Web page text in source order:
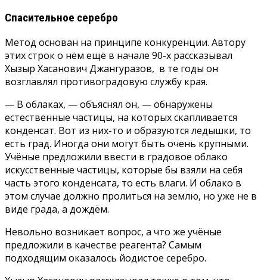
Спасительное серебро
Метод основан на принципе конкуренции. Автору
этих строк о нём ещё в начале 90-х рассказывал
Хызыр Хасанович Джангуразов, в те годы он
возглавлял противоградовую службу края.
— В облаках, — объяснял он, — обнаружены
естественные частицы, на которых скапливается
конденсат. Вот из них-то и образуются ледышки, то
есть град. Иногда они могут быть очень крупными.
Учёные предложили ввести в градовое облако
искусственные частицы, которые бы взяли на себя
часть этого конденсата, то есть влаги. И облако в
этом случае должно пролиться на землю, но уже не в
виде града, а дождём.
Невольно возникает вопрос, а что же учёные
предложили в качестве реагента? Самым
подходящим оказалось йодистое серебро.